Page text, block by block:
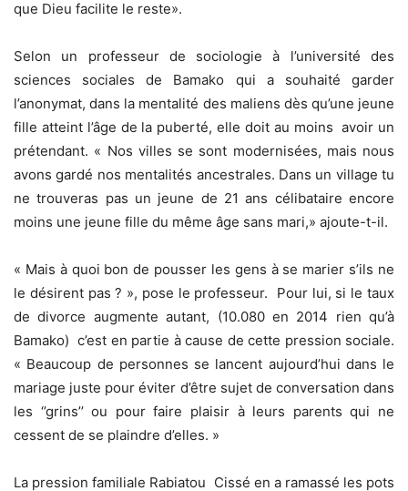
que Dieu facilite le reste».
Selon un professeur de sociologie à l’université des
sciences sociales de Bamako qui a souhaité garder
l’anonymat, dans la mentalité des maliens dès qu’une jeune
fille atteint l’âge de la puberté, elle doit au moins avoir un
prétendant. « Nos villes se sont modernisées, mais nous
avons gardé nos mentalités ancestrales. Dans un village tu
ne trouveras pas un jeune de 21 ans célibataire encore
moins une jeune fille du même âge sans mari,» ajoute-t-il.
« Mais à quoi bon de pousser les gens à se marier s’ils ne
le désirent pas ? », pose le professeur. Pour lui, si le taux
de divorce augmente autant, (10.080 en 2014 rien qu’à
Bamako) c’est en partie à cause de cette pression sociale.
« Beaucoup de personnes se lancent aujourd’hui dans le
mariage juste pour éviter d’être sujet de conversation dans
les ‘’grins’’ ou pour faire plaisir à leurs parents qui ne
cessent de se plaindre d’elles. »
La pression familiale Rabiatou Cissé en a ramassé les pots